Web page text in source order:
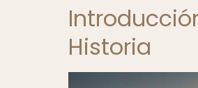
Historia